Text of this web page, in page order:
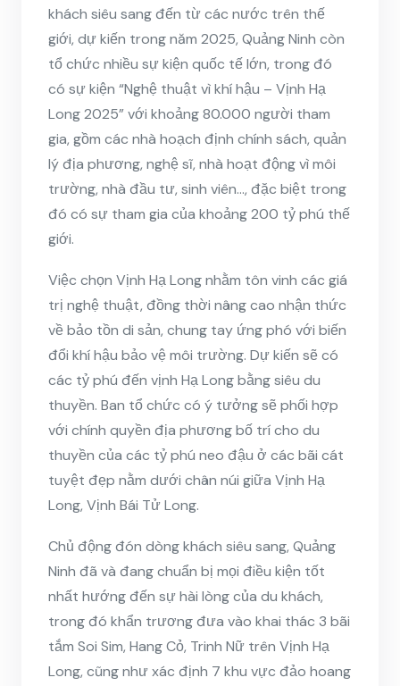
khách siêu sang đến từ các nước trên thế
giới, dự kiến trong năm 2025, Quảng Ninh còn
tổ chức nhiều sự kiện quốc tế lớn, trong đó
có sự kiện “Nghệ thuật vì khí hậu – Vịnh Hạ
Long 2025” với khoảng 80.000 người tham
gia, gồm các nhà hoạch định chính sách, quản
lý địa phương, nghệ sĩ, nhà hoạt động vì môi
trường, nhà đầu tư, sinh viên…, đặc biệt trong
đó có sự tham gia của khoảng 200 tỷ phú thế
giới.
Việc chọn Vịnh Hạ Long nhằm tôn vinh các giá
trị nghệ thuật, đồng thời nâng cao nhận thức
về bảo tồn di sản, chung tay ứng phó với biến
đổi khí hậu bảo vệ môi trường. Dự kiến sẽ có
các tỷ phú đến vịnh Hạ Long bằng siêu du
thuyền. Ban tổ chức có ý tưởng sẽ phối hợp
với chính quyền địa phương bố trí cho du
thuyền của các tỷ phú neo đậu ở các bãi cát
tuyệt đẹp nằm dưới chân núi giữa Vịnh Hạ
Long, Vịnh Bái Tử Long.
Chủ động đón dòng khách siêu sang, Quảng
Ninh đã và đang chuẩn bị mọi điều kiện tốt
nhất hướng đến sự hài lòng của du khách,
trong đó khẩn trương đưa vào khai thác 3 bãi
tắm Soi Sim, Hang Cỏ, Trinh Nữ trên Vịnh Hạ
Long, cũng như xác định 7 khu vực đảo hoang